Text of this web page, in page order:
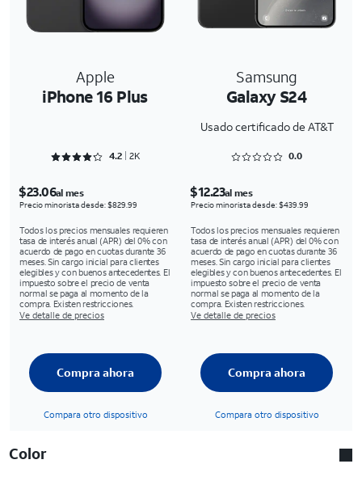
Apple
iPhone 16 Plus
Samsung
Galaxy S24
Usado certificado de AT&T
Rated 4.2733 out of 5
4.2 2K Rated 0 out of 5
0.0
$23.06al mes
Precio minorista desde: $829.99
Todos los precios mensuales requieren
tasa de interés anual (APR) del 0% con
acuerdo de pago en cuotas durante 36
meses. Sin cargo inicial para clientes
elegibles y con buenos antecedentes. El
impuesto sobre el precio de venta
normal se paga al momento de la
compra. Existen restricciones.
Ve detalle de precios
$12.23al mes
Precio minorista desde: $439.99
Todos los precios mensuales requieren
tasa de interés anual (APR) del 0% con
acuerdo de pago en cuotas durante 36
meses. Sin cargo inicial para clientes
elegibles y con buenos antecedentes. El
impuesto sobre el precio de venta
normal se paga al momento de la
compra. Existen restricciones.
Ve detalle de precios
Compra ahora
Compara otro dispositivo
Compra ahora
Compara otro dispositivo
Color